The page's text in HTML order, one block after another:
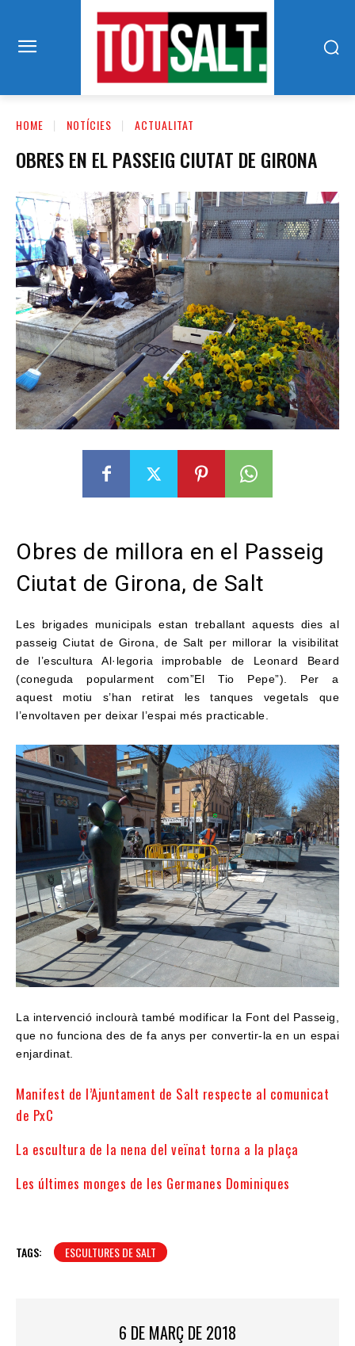
HOME NOTÍCIES ACTUALITAT
OBRES EN EL PASSEIG CIUTAT DE GIRONA
Obres de millora en el Passeig
Ciutat de Girona, de Salt
Les brigades municipals estan treballant aquests dies al
passeig Ciutat de Girona, de Salt per millorar la visibilitat
de l’escultura Al·legoria improbable de Leonard Beard
(coneguda popularment com”El Tio Pepe”). Per a
aquest motiu s’han retirat les tanques vegetals que
l’envoltaven per deixar l’espai més practicable.
La intervenció inclourà també modificar la Font del Passeig,
que no funciona des de fa anys per convertir-la en un espai
enjardinat.
Manifest de l’Ajuntament de Salt respecte al comunicat
de PxC
La escultura de la nena del veïnat torna a la plaça
Les últimes monges de les Germanes Dominiques
TAGS: ESCULTURES DE SALT
6 DE MARÇ DE 2018